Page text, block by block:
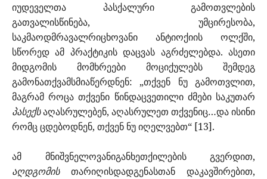
იუდეველთა პასქალური გამოთვლების
გათვალისწინება, უმცირესობა,
საკმაოდმრავალრიცხოვანი ანტიოქიის ოლქში,
სწორედ ამ პრაქტიკის დაცვას აგრძელებდა. ასეთი
მიდგომის მომხრეები მოციქულებს შემდეგ
გამონათქვამსმიაწერდნენ: „თქვენ ნუ გამოთვლით,
მაგრამ როცა თქვენი წინდაცვეთილი ძმები საკუთარ
პასექსაღასრულებენ, აღასრულეთ თქვენიც…და ისინი
რომც ცდებოდნენ, თქვენ ნუ იღელვებთ“ [13].
ამ მნიშვნელოვანიგანხეთქილების გვერდით,
აღდგომისთარიღისდადგენასთან დაკავშირებით,